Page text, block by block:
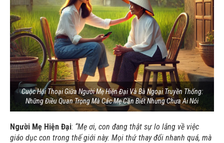
Cuộc Hội Thoại Giữa Người Mẹ Hiện Đại Và Bà Ngoại Truyền Thống:
Những Điều Quan Trọng Mà Các Mẹ Cần Biết Nhưng Chưa Ai Nói
Người Mẹ Hiện Đại: “Mẹ ơi, con đang thật sự lo lắng về việc
giáo dục con trong thế giới này. Mọi thứ thay đổi nhanh quá, mà